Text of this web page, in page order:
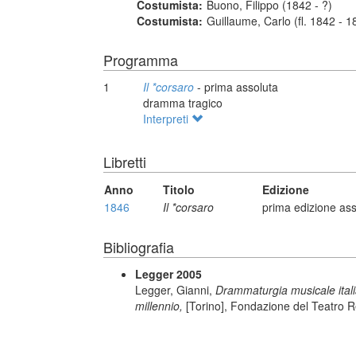
Costumista: Buono, Filippo (1842 - ?)
Costumista: Guillaume, Carlo (fl. 1842 -
Programma
1 Il *corsaro - prima assoluta
dramma tragico
Interpreti
Libretti
Anno Titolo
Edizione
1846
Il *corsaro prima edizione
Bibliografia
Legger 2005
Legger, Gianni, Drammaturgia musicale
millennio, [Torino], Fondazione del Teatro